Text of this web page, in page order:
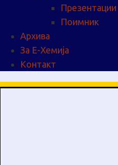
Презентации
Поимник
Архива
За Е-Хемија
Контакт